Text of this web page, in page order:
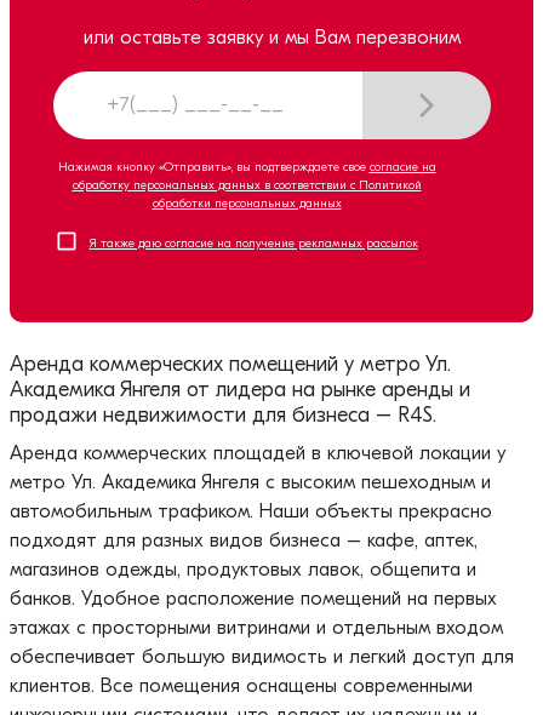
или оставьте заявку и мы Вам перезвоним
Нажимая кнопку «Отправить», вы подтверждаете свое согласие на
обработку персональных данных в соответствии с Политикой
обработки персональных данных
Я также даю согласие на получение рекламных рассылок
Аренда коммерческих помещений у метро Ул.
Академика Янгеля от лидера на рынке аренды и
продажи недвижимости для бизнеса – R4S.
Аренда коммерческих площадей в ключевой локации у
метро Ул. Академика Янгеля с высоким пешеходным и
автомобильным трафиком. Наши объекты прекрасно
подходят для разных видов бизнеса – кафе, аптек,
магазинов одежды, продуктовых лавок, общепита и
банков. Удобное расположение помещений на первых
этажах с просторными витринами и отдельным входом
обеспечивает большую видимость и легкий доступ для
клиентов. Все помещения оснащены современными